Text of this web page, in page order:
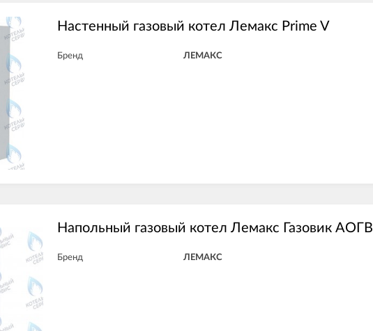
Настенный газовый котел Лемакс Prime V
Бренд ЛЕМАКС
Напольный газовый котел Лемакс Газовик АОГВ
Бренд ЛЕМАКС